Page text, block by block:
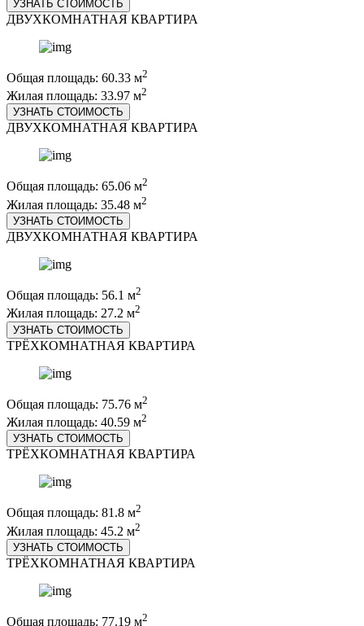
УЗНАТЬ СТОИМОСТЬ
ДВУХКОМНАТНАЯ КВАРТИРА
Общая площадь: 60.33 м2
Жилая площадь: 33.97 м2
УЗНАТЬ СТОИМОСТЬ
ДВУХКОМНАТНАЯ КВАРТИРА
Общая площадь: 65.06 м2
Жилая площадь: 35.48 м2
УЗНАТЬ СТОИМОСТЬ
ДВУХКОМНАТНАЯ КВАРТИРА
Общая площадь: 56.1 м2
Жилая площадь: 27.2 м2
УЗНАТЬ СТОИМОСТЬ
ТРЁХКОМНАТНАЯ КВАРТИРА
Общая площадь: 75.76 м2
Жилая площадь: 40.59 м2
УЗНАТЬ СТОИМОСТЬ
ТРЁХКОМНАТНАЯ КВАРТИРА
Общая площадь: 81.8 м2
Жилая площадь: 45.2 м2
УЗНАТЬ СТОИМОСТЬ
ТРЁХКОМНАТНАЯ КВАРТИРА
Общая площадь: 77.19 м2